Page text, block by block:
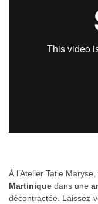
À l’Atelier Tatie Maryse,
Martinique dans une
décontractée. Laissez-